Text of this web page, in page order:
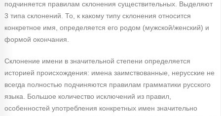
подчиняется правилам склонения существительных. Выделяют
3 типа склонений. То, к какому типу склонения относится
конкретное имя, определяется его родом (мужской/женский) и
формой окончания.
Склонение имени в значительной степени определяется
историей происхождения: имена заимствованные, нерусские не
всегда полностью подчиняются правилам грамматики русского
языка. Большое количество исключений из правил,
особенностей употребления конкретных имен значительно